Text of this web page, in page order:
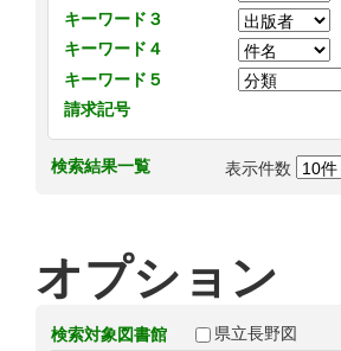
キーワード３
キーワード４
キーワード５
請求記号
検索結果一覧 表示件数
オプション
検索対象図書館 県立長野図